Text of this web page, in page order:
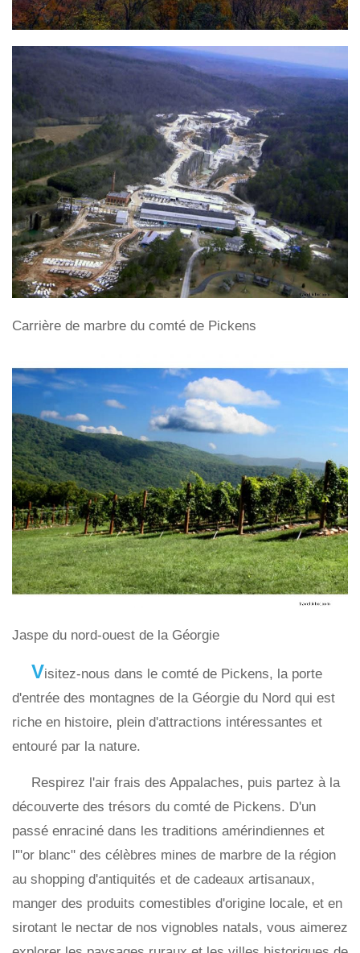
Carrière de marbre du comté de Pickens
Jaspe du nord-ouest de la Géorgie
Visitez-nous dans le comté de Pickens, la porte
d'entrée des montagnes de la Géorgie du Nord qui est
riche en histoire, plein d'attractions intéressantes et
entouré par la nature.
Respirez l'air frais des Appalaches, puis partez à la
découverte des trésors du comté de Pickens. D'un
passé enraciné dans les traditions amérindiennes et
l'"or blanc" des célèbres mines de marbre de la région
au shopping d'antiquités et de cadeaux artisanaux,
manger des produits comestibles d'origine locale, et en
sirotant le nectar de nos vignobles natals, vous aimerez